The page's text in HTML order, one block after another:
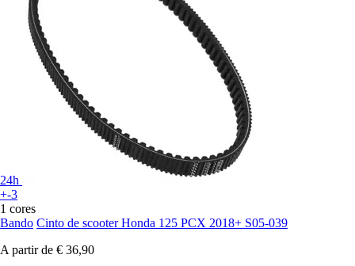
24h
+-3
1 cores
Bando Cinto de scooter Honda 125 PCX 2018+ S05-039
A partir de € 36,90